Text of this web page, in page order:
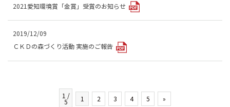
2021愛知環境賞「金賞」受賞のお知らせ
2019/12/09
ＣＫＤの森づくり活動 実施のご報告
1 /
5 1 2 3 4 5 »